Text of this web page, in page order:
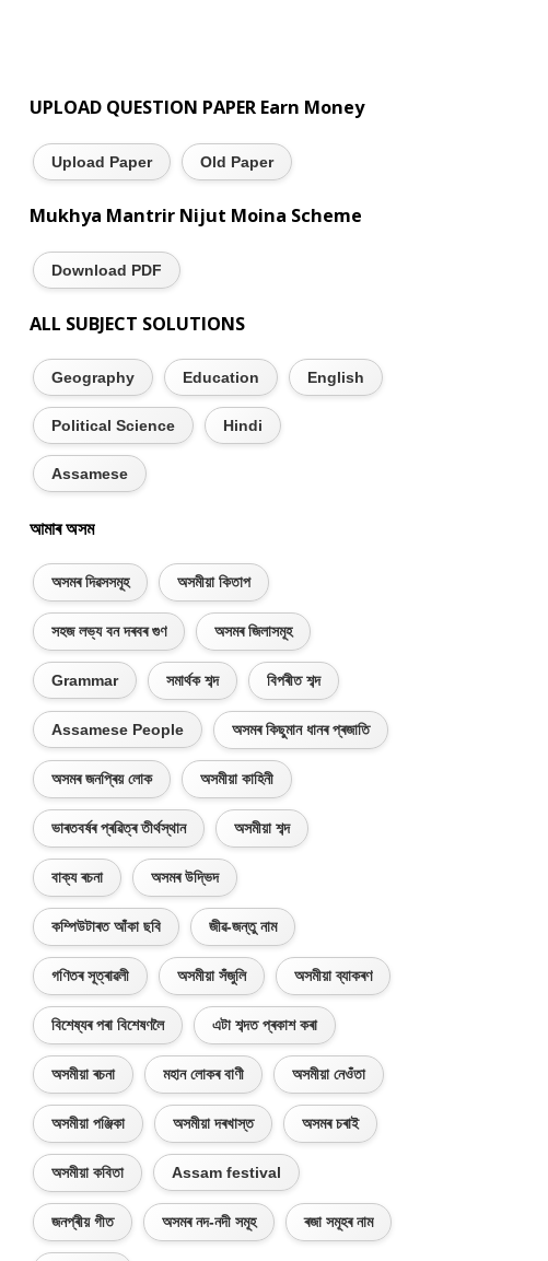
UPLOAD QUESTION PAPER Earn Money
Upload Paper Old Paper
Mukhya Mantrir Nijut Moina Scheme
Download PDF
ALL SUBJECT SOLUTIONS
Geography Education English
Political Science Hindi
Assamese
আমাৰ অসম
অসমৰ দিৱসসমূহ অসমীয়া কিতাপ
সহজ লভ্য বন দৰবৰ গুণ অসমৰ জিলাসমূহ
Grammar সমাৰ্থক শব্দ বিপৰীত শব্দ
Assamese People অসমৰ কিছুমান ধানৰ প্ৰজাতি
অসমৰ জনপ্ৰিয় লোক অসমীয়া কাহিনী
ভাৰতবৰ্ষৰ প্ৰৱিত্ৰ তীৰ্থস্থান অসমীয়া শব্দ
বাক্য ৰচনা অসমৰ উদ্ভিদ
কম্পিউটাৰত আঁকা ছবি জীৱ-জন্তু নাম
গণিতৰ সূত্ৰাৱলী অসমীয়া সঁজুলি অসমীয়া ব্যাকৰণ
বিশেষ্যৰ পৰা বিশেষণলৈ এটা শব্দত প্ৰকাশ কৰা
অসমীয়া ৰচনা মহান লোকৰ বাণী অসমীয়া নেওঁতা
অসমীয়া পঞ্জিকা অসমীয়া দৰখাস্ত অসমৰ চৰাই
অসমীয়া কবিতা Assam festival
জনপ্ৰীয় গীত অসমৰ নদ-নদী সমূহ ৰজা সমূহৰ নাম